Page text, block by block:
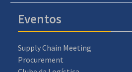
Eventos
Supply Chain Meeting
Procurement